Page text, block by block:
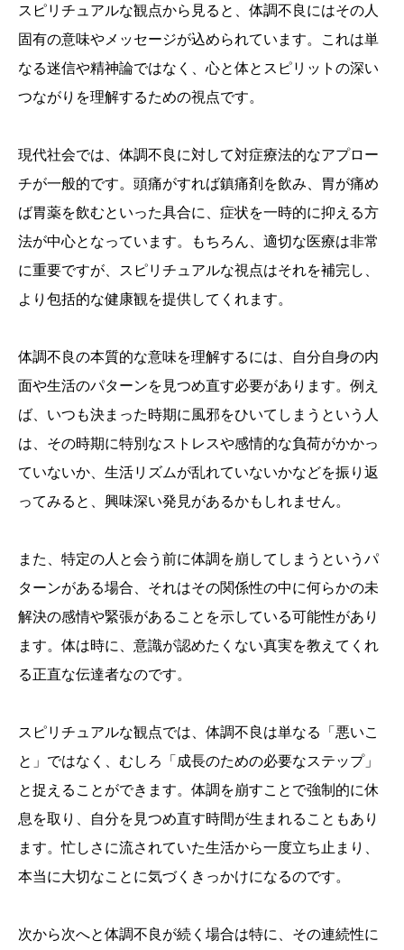
スピリチュアルな観点から見ると、体調不良にはその人
固有の意味やメッセージが込められています。これは単
なる迷信や精神論ではなく、心と体とスピリットの深い
つながりを理解するための視点です。
現代社会では、体調不良に対して対症療法的なアプロー
チが一般的です。頭痛がすれば鎮痛剤を飲み、胃が痛め
ば胃薬を飲むといった具合に、症状を一時的に抑える方
法が中心となっています。もちろん、適切な医療は非常
に重要ですが、スピリチュアルな視点はそれを補完し、
より包括的な健康観を提供してくれます。
体調不良の本質的な意味を理解するには、自分自身の内
面や生活のパターンを見つめ直す必要があります。例え
ば、いつも決まった時期に風邪をひいてしまうという人
は、その時期に特別なストレスや感情的な負荷がかかっ
ていないか、生活リズムが乱れていないかなどを振り返
ってみると、興味深い発見があるかもしれません。
また、特定の人と会う前に体調を崩してしまうというパ
ターンがある場合、それはその関係性の中に何らかの未
解決の感情や緊張があることを示している可能性があり
ます。体は時に、意識が認めたくない真実を教えてくれ
る正直な伝達者なのです。
スピリチュアルな観点では、体調不良は単なる「悪いこ
と」ではなく、むしろ「成長のための必要なステップ」
と捉えることができます。体調を崩すことで強制的に休
息を取り、自分を見つめ直す時間が生まれることもあり
ます。忙しさに流されていた生活から一度立ち止まり、
本当に大切なことに気づくきっかけになるのです。
次から次へと体調不良が続く場合は特に、その連続性に